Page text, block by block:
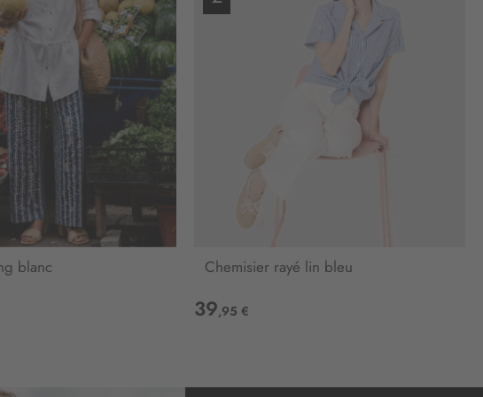
blanc Chemisier rayé lin bleu
39,95 €